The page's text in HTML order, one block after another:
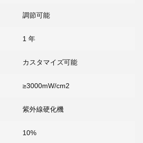
調節可能
1 年
カスタマイズ可能
≥3000mW/cm2
紫外線硬化機
10%